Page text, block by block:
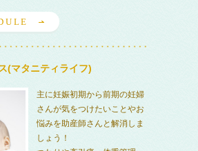
(マタニティライフ)
主に妊娠初期から前期の妊婦
さんが気をつけたいことやお
悩みを助産師さんと解消しま
しょう！